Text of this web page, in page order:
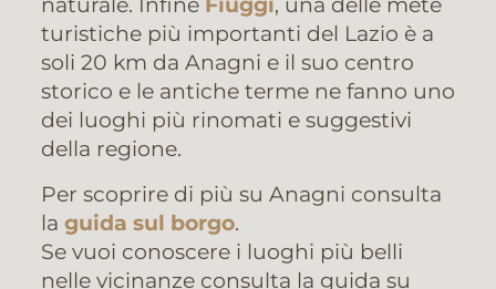
turistiche più importanti del Lazio è a
soli 20 km da Anagni e il suo centro
storico e le antiche terme ne fanno uno
dei luoghi più rinomati e suggestivi
della regione.
Per scoprire di più su Anagni consulta
la guida sul borgo.
Se vuoi conoscere i luoghi più belli
nelle vicinanze consulta la guida su